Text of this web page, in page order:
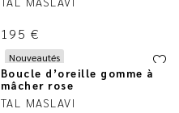
195 €
Nouveautés
Boucle d’oreille gomme à
mâcher rose
TAL MASLAVI